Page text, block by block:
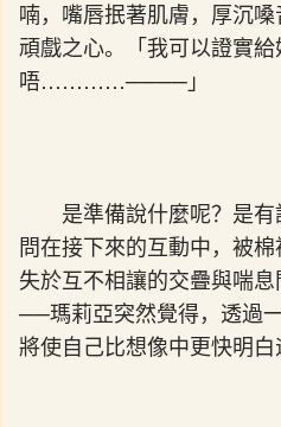
喃，嘴唇抿著肌膚，厚沉
頑戲之心。「我可以證實
唔…………────」
是準備說什麼呢？是
問在接下來的互動中，被
失於互不相讓的交疊與喘
──瑪莉亞突然覺得，透過
將使自己比想像中更快明白